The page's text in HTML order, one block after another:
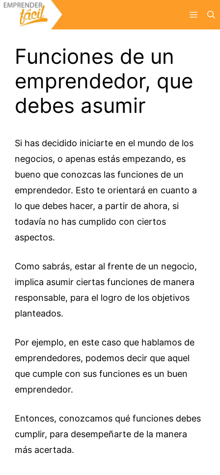
Saltar
Menú
Funciones de un
emprendedor, que
debes asumir
Si has decidido iniciarte en el mundo de los
negocios, o apenas estás empezando, es
bueno que conozcas las funciones de un
emprendedor. Esto te orientará en cuanto a
lo que debes hacer, a partir de ahora, si
todavía no has cumplido con ciertos
aspectos.
Como sabrás, estar al frente de un negocio,
implica asumir ciertas funciones de manera
responsable, para el logro de los objetivos
planteados.
Por ejemplo, en este caso que hablamos de
emprendedores, podemos decir que aquel
que cumple con sus funciones es un buen
emprendedor.
Entonces, conozcamos qué funciones debes
cumplir, para desempeñarte de la manera
más acertada.